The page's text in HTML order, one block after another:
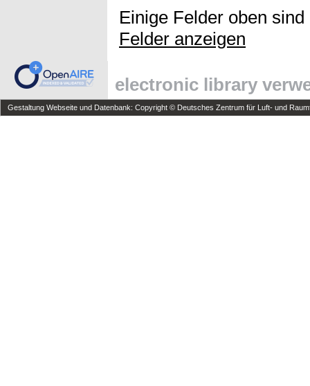
Einige Felder oben
Felder anzeigen
electronic library
Gestaltung Webseite und Datenbank: Copyright © Deutsches Zentrum für Luft- und